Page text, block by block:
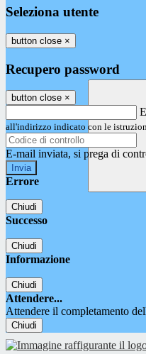
Seleziona utente
button close ×
Recupero password
button close ×
all'indirizzo indicato con le
E-mail inviata, si prega di
Errore
Chiudi
Successo
Chiudi
Informazione
Chiudi
Attendere...
Attendere il completamento
Chiudi